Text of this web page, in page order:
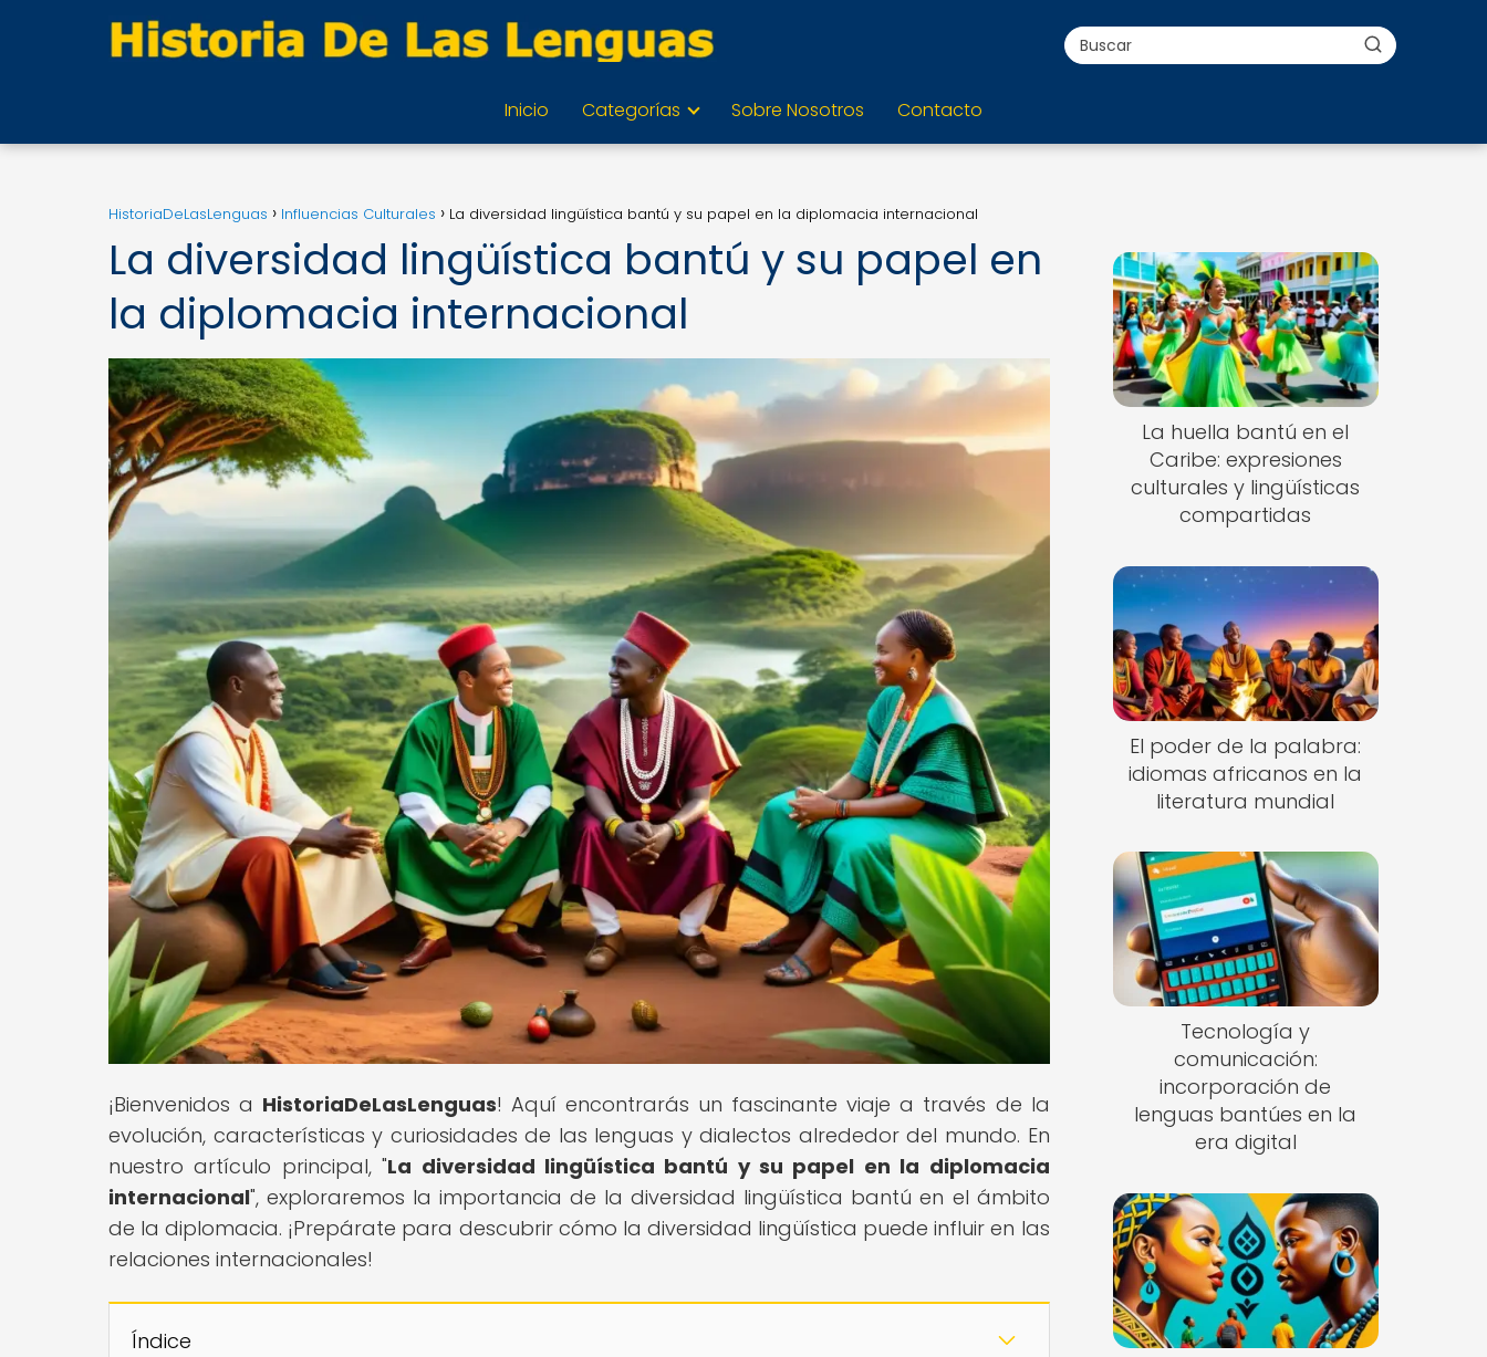
Inicio Categorías Sobre Nosotros Contacto
HistoriaDeLasLenguas Influencias Culturales La diversidad lingüística bantú y su papel en la diplomacia internacional
La diversidad lingüística bantú y su papel en
la diplomacia internacional
¡Bienvenidos a HistoriaDeLasLenguas! Aquí encontrarás un fascinante viaje a través de la
evolución, características y curiosidades de las lenguas y dialectos alrededor del mundo. En
nuestro artículo principal, "La diversidad lingüística bantú y su papel en la diplomacia
internacional", exploraremos la importancia de la diversidad lingüística bantú en el ámbito
de la diplomacia. ¡Prepárate para descubrir cómo la diversidad lingüística puede influir en las
relaciones internacionales!
Índice
La huella bantú en el
Caribe: expresiones
culturales y lingüísticas
compartidas
El poder de la palabra:
idiomas africanos en la
literatura mundial
Tecnología y
comunicación:
incorporación de
lenguas bantúes en la
era digital